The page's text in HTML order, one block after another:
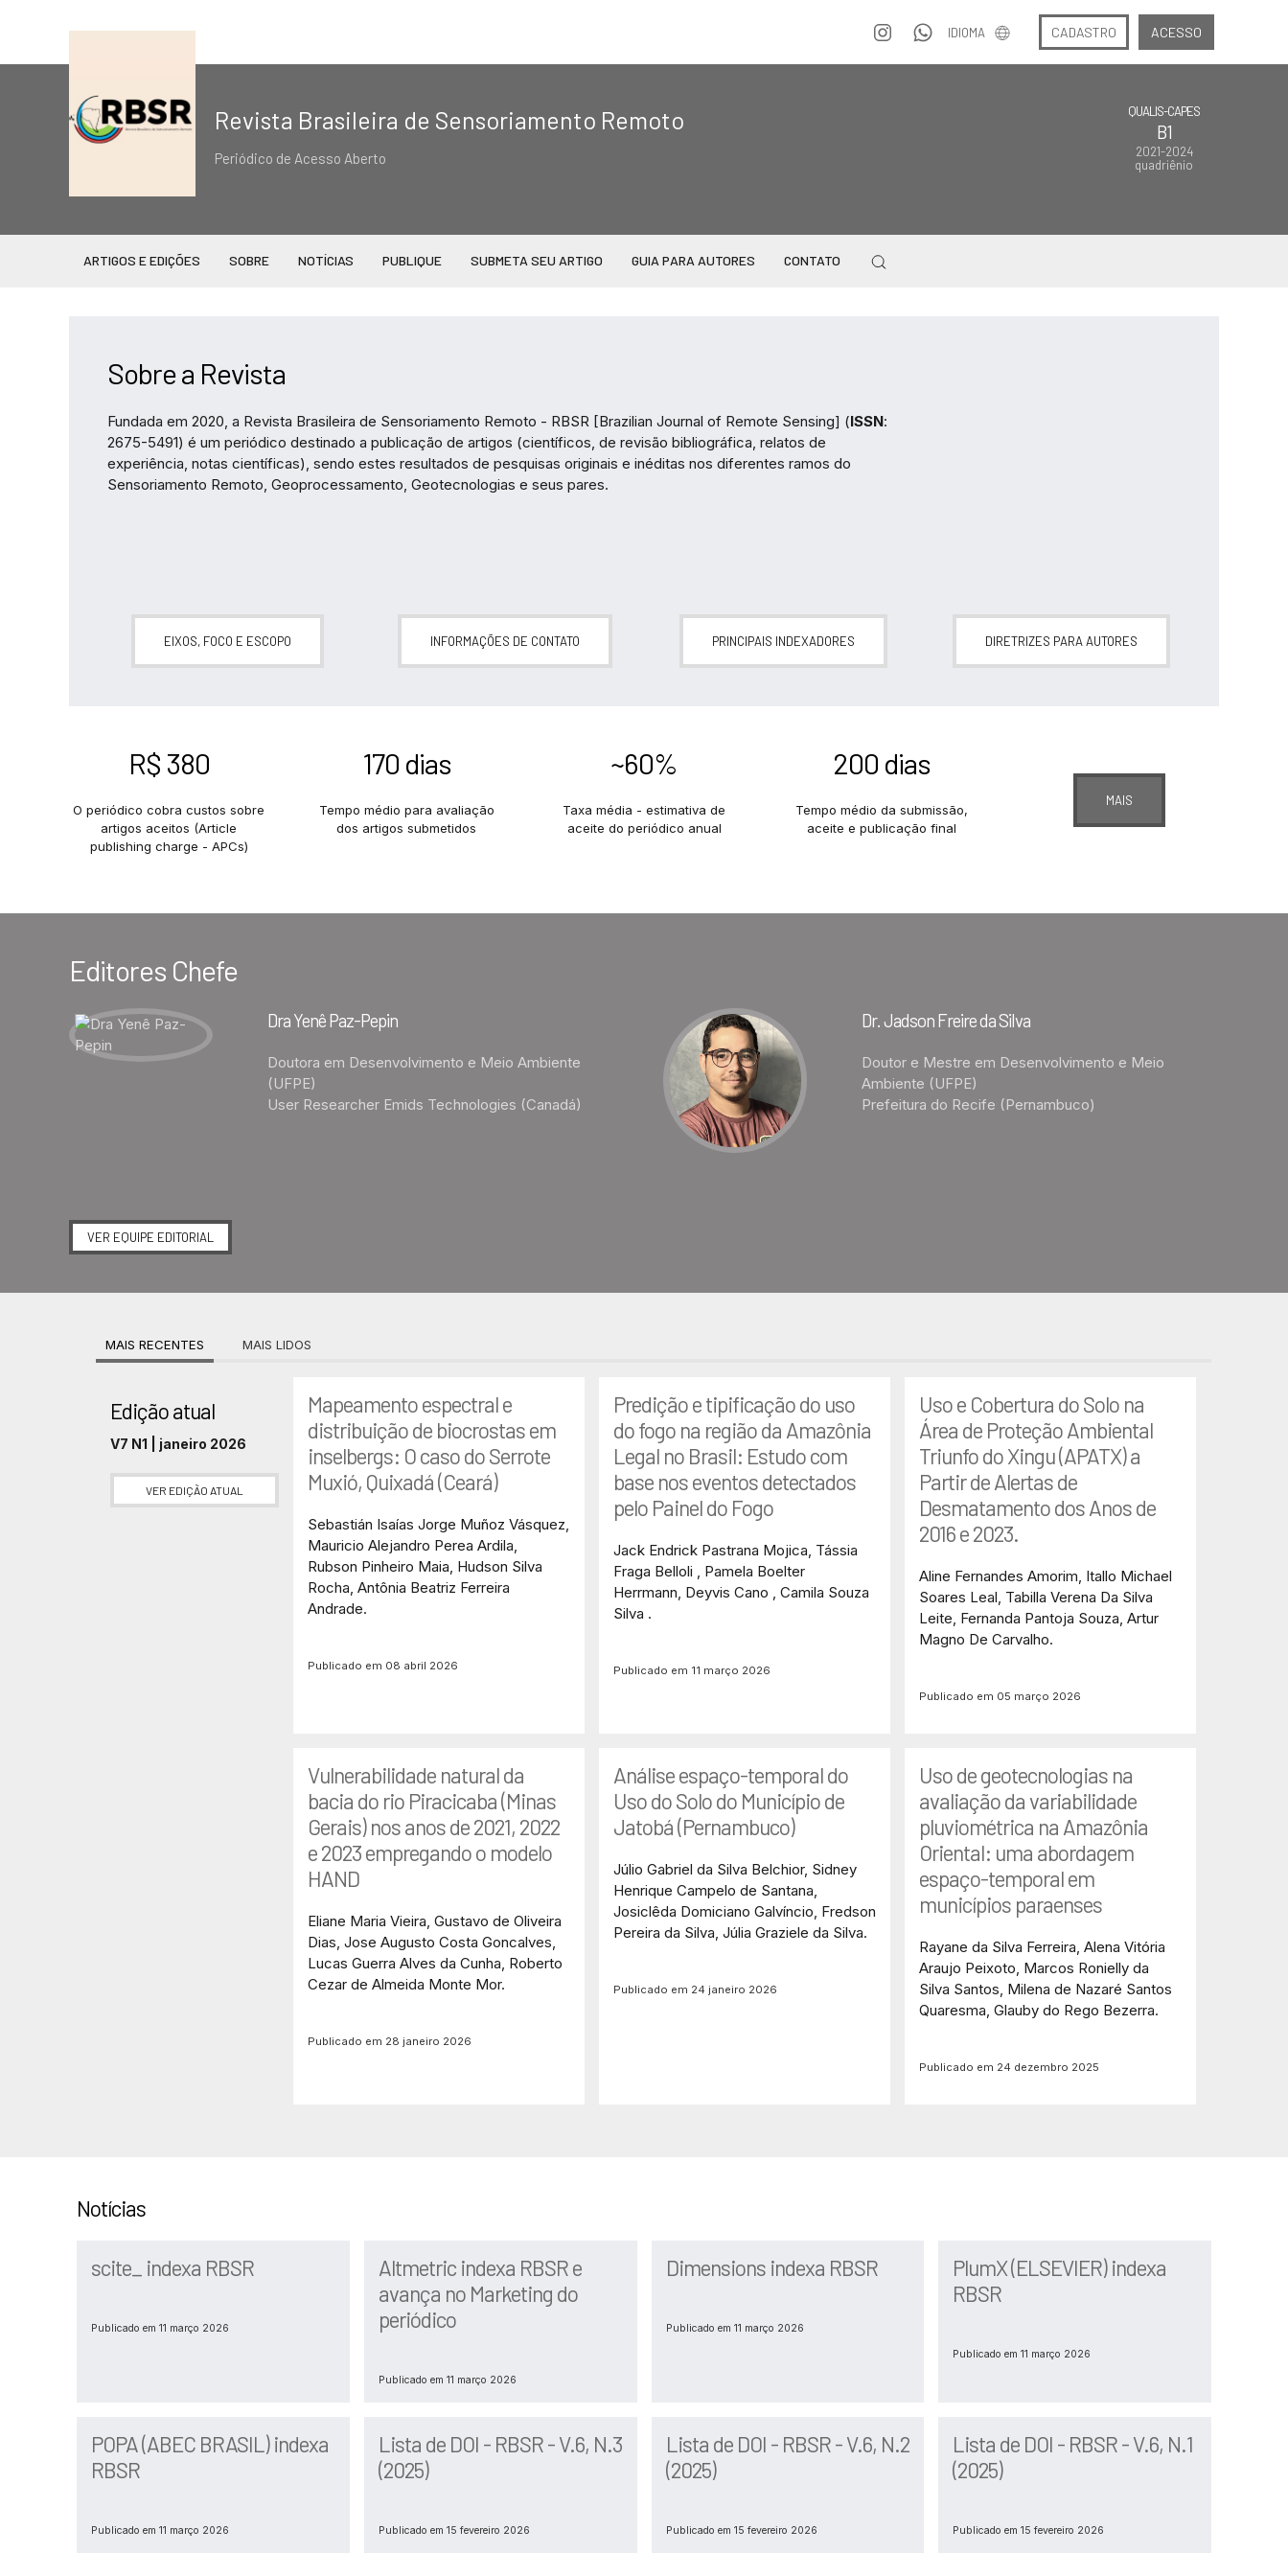
IDIOMA CADASTRO ACESSO
Revista Brasileira de Sensoriamento Remoto
Periódico de Acesso Aberto
QUALIS-CAPES
B1
2021-2024
quadriênio
ARTIGOS E EDIÇÕES SOBRE NOTÍCIAS PUBLIQUE SUBMETA SEU ARTIGO GUIA PARA AUTORES CONTATO
Sobre a Revista
Fundada em 2020, a Revista Brasileira de Sensoriamento Remoto - RBSR [Brazilian Journal of Remote Sensing] (ISSN:
2675-5491) é um periódico destinado a publicação de artigos (científicos, de revisão bibliográfica, relatos de
experiência, notas científicas), sendo estes resultados de pesquisas originais e inéditas nos diferentes ramos do
Sensoriamento Remoto, Geoprocessamento, Geotecnologias e seus pares.
EIXOS, FOCO E ESCOPO INFORMAÇÕES DE CONTATO PRINCIPAIS INDEXADORES DIRETRIZES PARA AUTORES
R$ 380
O periódico cobra custos sobre
artigos aceitos (Article
publishing charge - APCs)
170 dias
Tempo médio para avaliação
dos artigos submetidos
~60%
Taxa média - estimativa de
aceite do periódico anual
200 dias
Tempo médio da submissão,
aceite e publicação final
MAIS
Editores Chefe
Dra Yenê Paz-Pepin
Doutora em Desenvolvimento e Meio Ambiente
(UFPE)
User Researcher Emids Technologies (Canadá)
Dr. Jadson Freire da Silva
Doutor e Mestre em Desenvolvimento e Meio
Ambiente (UFPE)
Prefeitura do Recife (Pernambuco)
VER EQUIPE EDITORIAL
MAIS RECENTES MAIS LIDOS
Edição atual
V7 N1 | janeiro 2026
VER EDIÇÃO ATUAL
Mapeamento espectral e
distribuição de biocrostas em
inselbergs: O caso do Serrote
Muxió, Quixadá (Ceará)
Sebastián Isaías Jorge Muñoz Vásquez,
Mauricio Alejandro Perea Ardila,
Rubson Pinheiro Maia, Hudson Silva
Rocha, Antônia Beatriz Ferreira
Andrade.
Publicado em 08 abril 2026
Predição e tipificação do uso
do fogo na região da Amazônia
Legal no Brasil: Estudo com
base nos eventos detectados
pelo Painel do Fogo
Jack Endrick Pastrana Mojica, Tássia
Fraga Belloli , Pamela Boelter
Herrmann, Deyvis Cano , Camila Souza
Silva .
Publicado em 11 março 2026
Uso e Cobertura do Solo na
Área de Proteção Ambiental
Triunfo do Xingu (APATX) a
Partir de Alertas de
Desmatamento dos Anos de
2016 e 2023.
Aline Fernandes Amorim, Itallo Michael
Soares Leal, Tabilla Verena Da Silva
Leite, Fernanda Pantoja Souza, Artur
Magno De Carvalho.
Publicado em 05 março 2026
Vulnerabilidade natural da
bacia do rio Piracicaba (Minas
Gerais) nos anos de 2021, 2022
e 2023 empregando o modelo
HAND
Eliane Maria Vieira, Gustavo de Oliveira
Dias, Jose Augusto Costa Goncalves,
Lucas Guerra Alves da Cunha, Roberto
Cezar de Almeida Monte Mor.
Publicado em 28 janeiro 2026
Análise espaço-temporal do
Uso do Solo do Município de
Jatobá (Pernambuco)
Júlio Gabriel da Silva Belchior, Sidney
Henrique Campelo de Santana,
Josiclêda Domiciano Galvíncio, Fredson
Pereira da Silva, Júlia Graziele da Silva.
Publicado em 24 janeiro 2026
Uso de geotecnologias na
avaliação da variabilidade
pluviométrica na Amazônia
Oriental: uma abordagem
espaço-temporal em
municípios paraenses
Rayane da Silva Ferreira, Alena Vitória
Araujo Peixoto, Marcos Ronielly da
Silva Santos, Milena de Nazaré Santos
Quaresma, Glauby do Rego Bezerra.
Publicado em 24 dezembro 2025
Notícias
scite_ indexa RBSR
Publicado em 11 março 2026
Altmetric indexa RBSR e
avança no Marketing do
periódico
Publicado em 11 março 2026
Dimensions indexa RBSR
Publicado em 11 março 2026
PlumX (ELSEVIER) indexa
RBSR
Publicado em 11 março 2026
POPA (ABEC BRASIL) indexa
RBSR
Publicado em 11 março 2026
Lista de DOI - RBSR - V.6, N.3
(2025)
Publicado em 15 fevereiro 2026
Lista de DOI - RBSR - V.6, N.2
(2025)
Publicado em 15 fevereiro 2026
Lista de DOI - RBSR - V.6, N.1
(2025)
Publicado em 15 fevereiro 2026